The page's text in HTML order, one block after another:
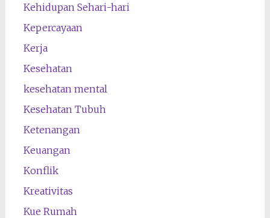
Kehidupan Sehari-hari
Kepercayaan
Kerja
Kesehatan
kesehatan mental
Kesehatan Tubuh
Ketenangan
Keuangan
Konflik
Kreativitas
Kue Rumah